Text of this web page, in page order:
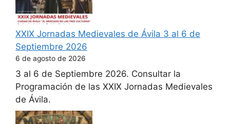
XXIX Jornadas Medievales de Ávila 3 al 6 de
Septiembre 2026
6 de agosto de 2026
3 al 6 de Septiembre 2026. Consultar la
Programación de las XXIX Jornadas Medievales
de Ávila.